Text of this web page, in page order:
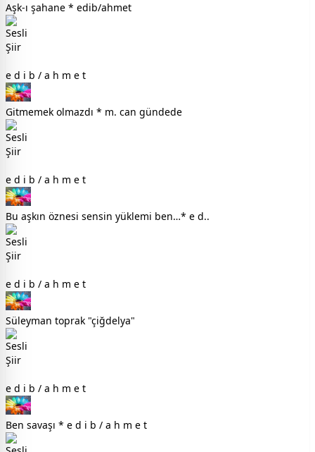
Aşk-ı şahane * edib/ahmet
e d i b / a h m e t
Gitmemek olmazdı * m. can gündede
e d i b / a h m e t
Bu aşkın öznesi sensin yüklemi ben…* e d..
e d i b / a h m e t
Süleyman toprak "çiğdelya"
e d i b / a h m e t
Ben savaşı * e d i b / a h m e t